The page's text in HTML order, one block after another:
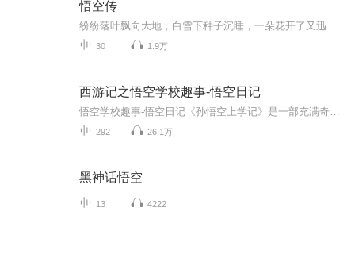
悟空传
30 1.9万
西游记之悟空学校趣事-悟空日记
292 26.1万
黑神话悟空
13 4222